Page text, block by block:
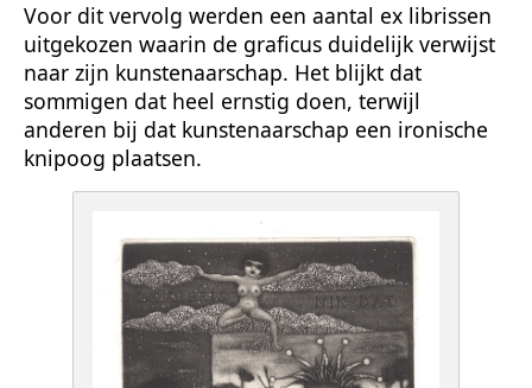
Voor dit vervolg werden een aantal ex librissen
uitgekozen waarin de graficus duidelijk verwijst
naar zijn kunstenaarschap. Het blijkt dat
sommigen dat heel ernstig doen, terwijl
anderen bij dat kunstenaarschap een ironische
knipoog plaatsen.